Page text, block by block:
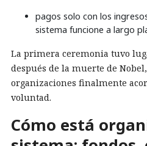
pagos solo con los
sistema funcione a largo
La primera ceremonia tuvo
después de la muerte de
organizaciones finalmente
voluntad.
Cómo está